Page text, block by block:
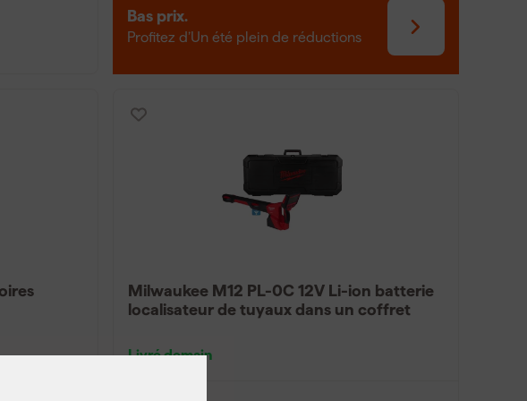
Bas prix.
Profitez d’Un été plein de réductions
Milwaukee M12 PL-0C 12V Li-ion batterie
localisateur de tuyaux dans un coffret
Livré demain